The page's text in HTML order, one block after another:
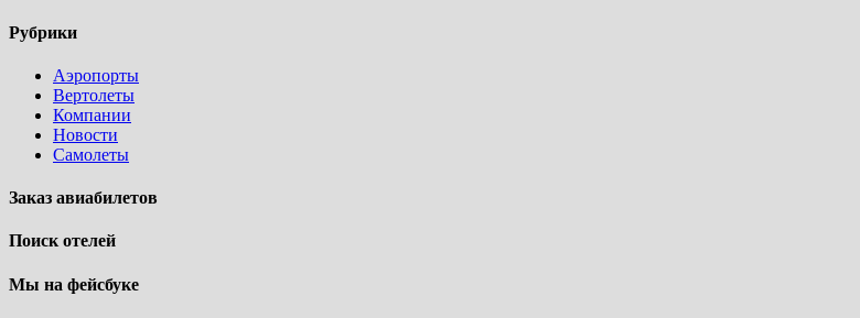
Рубрики
Аэропорты
Вертолеты
Компании
Новости
Самолеты
Заказ авиабилетов
Поиск отелей
Мы на фейсбуке